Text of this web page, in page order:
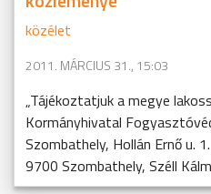
közélet
2011. MÁRCIUS 31., 15:03
„Tájékoztatjuk a megye
Kormányhivatal
Szombathely, Hollán Ernő u.
9700 Szombathely, Széll